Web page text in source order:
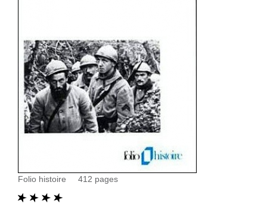
Folio histoire 412 pages